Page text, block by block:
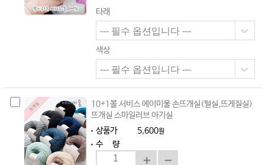
타래
색상
10+1볼 서비스 에이미울 손뜨개실(털실,뜨게질실)
뜨개실 스마일러브 아기실
상품가
5,600원
수 량